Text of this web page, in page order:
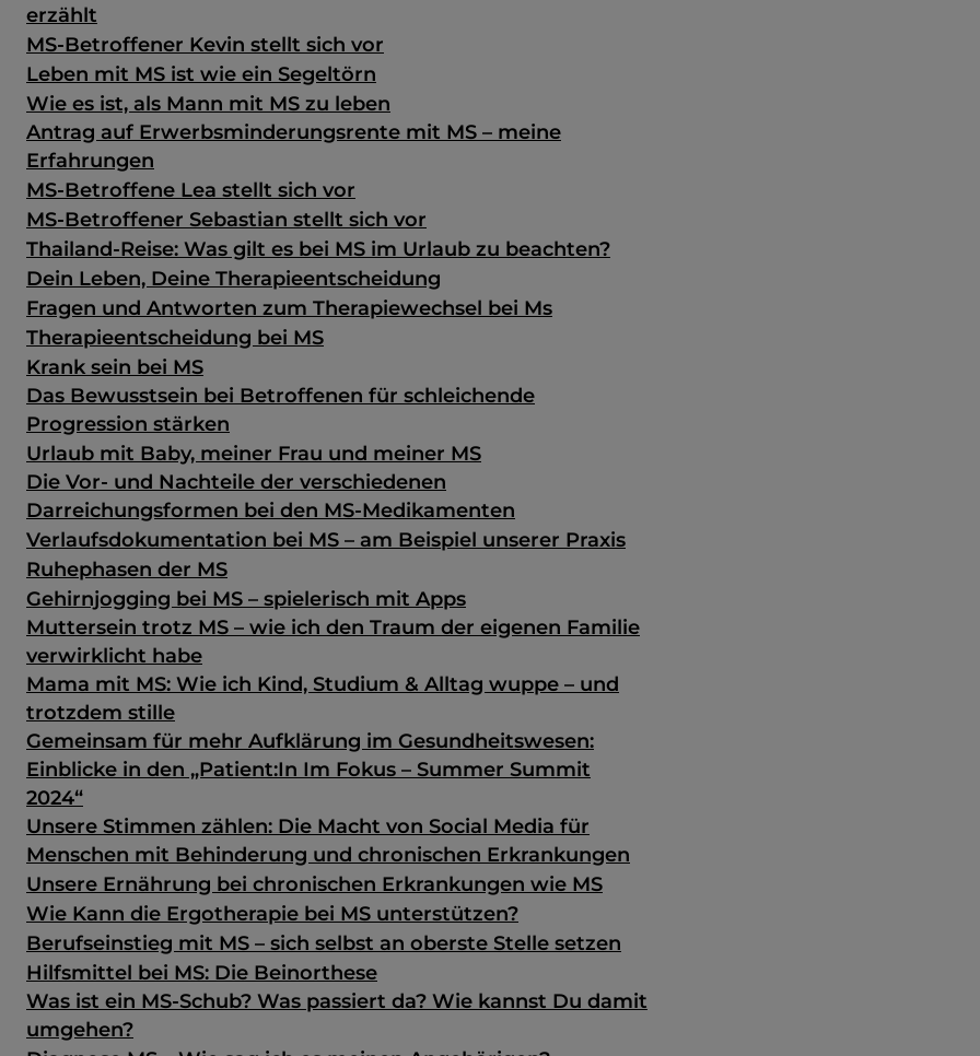
erzählt
MS-Betroffener Kevin stellt sich vor
Leben mit MS ist wie ein Segeltörn
Wie es ist, als Mann mit MS zu leben
Antrag auf Erwerbsminderungsrente mit MS – meine
Erfahrungen
MS-Betroffene Lea stellt sich vor
MS-Betroffener Sebastian stellt sich vor
Thailand-Reise: Was gilt es bei MS im Urlaub zu beachten?
Dein Leben, Deine Therapieentscheidung
Fragen und Antworten zum Therapiewechsel bei Ms
Therapieentscheidung bei MS
Krank sein bei MS
Das Bewusstsein bei Betroffenen für schleichende
Progression stärken
Urlaub mit Baby, meiner Frau und meiner MS
Die Vor- und Nachteile der verschiedenen
Darreichungsformen bei den MS-Medikamenten
Verlaufsdokumentation bei MS – am Beispiel unserer Praxis
Ruhephasen der MS
Gehirnjogging bei MS – spielerisch mit Apps
Muttersein trotz MS – wie ich den Traum der eigenen Familie
verwirklicht habe
Mama mit MS: Wie ich Kind, Studium & Alltag wuppe – und
trotzdem stille
Gemeinsam für mehr Aufklärung im Gesundheitswesen:
Einblicke in den „Patient:In Im Fokus – Summer Summit
2024“
Unsere Stimmen zählen: Die Macht von Social Media für
Menschen mit Behinderung und chronischen Erkrankungen
Unsere Ernährung bei chronischen Erkrankungen wie MS
Wie Kann die Ergotherapie bei MS unterstützen?
Berufseinstieg mit MS – sich selbst an oberste Stelle setzen
Hilfsmittel bei MS: Die Beinorthese
Was ist ein MS-Schub? Was passiert da? Wie kannst Du damit
umgehen?